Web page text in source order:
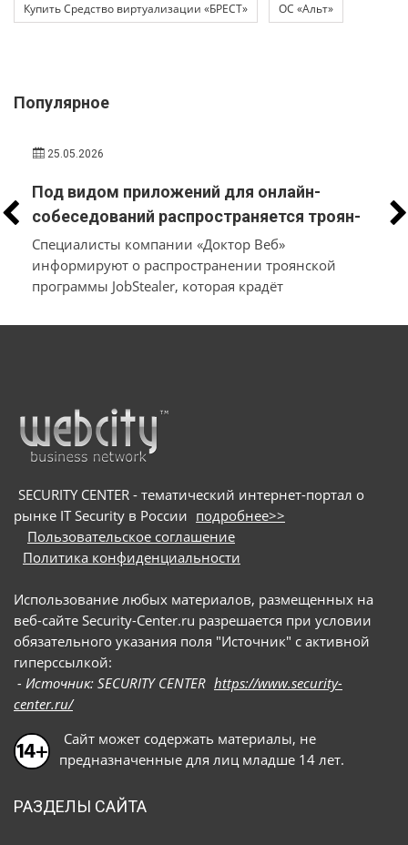
Купить Средство виртуализации «БРЕСТ» ОС «Альт»
Популярное
25.05.2026
Под видом приложений для онлайн-
собеседований распространяется троян-
стилер, который вместо трудоустройства
похищает у пользователей macOS и
Windows их данные и денежные средства
Специалисты компании «Доктор Веб»
информируют о распространении троянской
программы JobStealer, которая крадёт
и Windows. Основной целью вредоносного ПО
онлайн-собеседованиями: они направляют
потенциальных жертв на вредоносные сайты и
под видом приложения для видеоконференций
SECURITY CENTER - тематический интернет-портал о
рынке IT Security в России подробнее>>
Пользовательское соглашение
Политика конфиденциальности
Использование любых материалов, размещенных на
веб-сайте Security-Center.ru разрешается при условии
обязательного указания поля "Источник" с активной
гиперссылкой:
- Источник: SECURITY CENTER https://www.security-
center.ru/
Сайт может содержать материалы, не
предназначенные для лиц младше 14 лет.
РАЗДЕЛЫ САЙТА